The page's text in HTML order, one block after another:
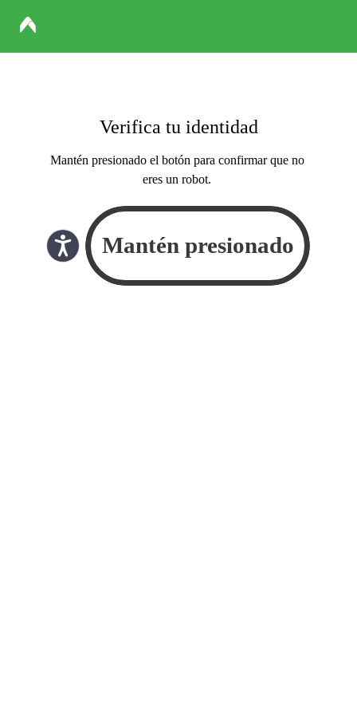
Verifica tu identidad
Mantén presionado el botón para confirmar que no
eres un robot.